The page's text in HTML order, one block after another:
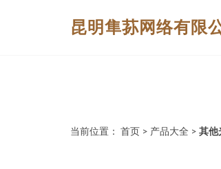
昆明隼荪网络有限
当前位置： 首页 > 产品大全 > 其他